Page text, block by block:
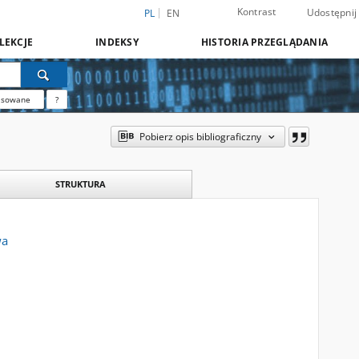
PL EN Kontrast Udostępnij
INDEKSY HISTORIA PRZEGLĄDANIA
?
Pobierz opis bibliograficzny
STRUKTURA